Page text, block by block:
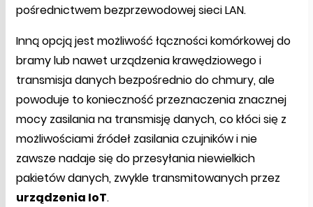
pośrednictwem bezprzewodowej sieci LAN.
Inną opcją jest możliwość łączności komórkowej do
bramy lub nawet urządzenia krawędziowego i
transmisja danych bezpośrednio do chmury, ale
powoduje to konieczność przeznaczenia znacznej
mocy zasilania na transmisję danych, co kłóci się z
możliwościami źródeł zasilania czujników i nie
zawsze nadaje się do przesyłania niewielkich
pakietów danych, zwykle transmitowanych przez
urządzenia IoT.